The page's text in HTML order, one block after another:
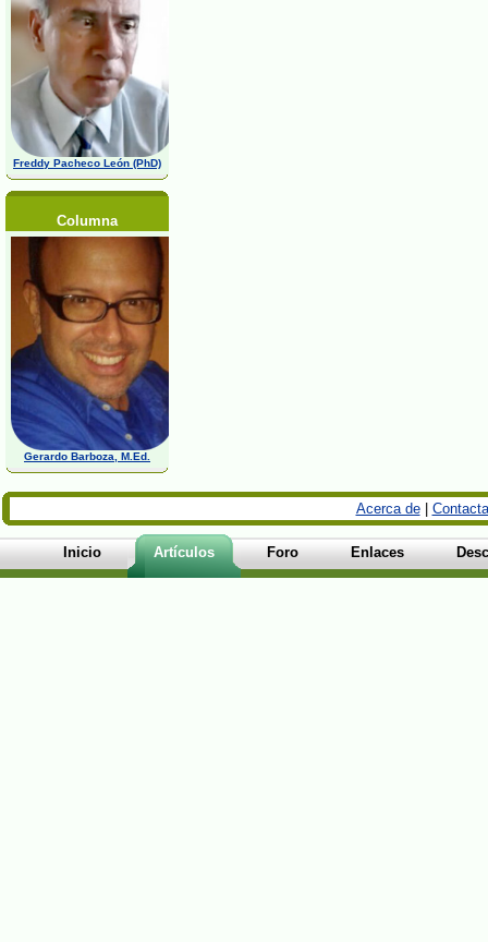
Freddy Pacheco León (PhD)
Columna
Gerardo Barboza, M.Ed.
Acerca de|
Inicio Artículos Foro Enlaces